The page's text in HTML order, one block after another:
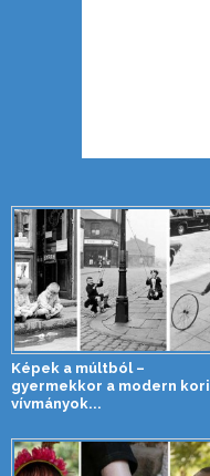
Képek a múltból –
gyermekkor a modern kori
vívmányok...